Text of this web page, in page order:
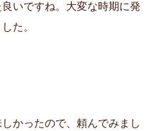
いですね。大変な時期に発
た。
かったので、頼んでみまし